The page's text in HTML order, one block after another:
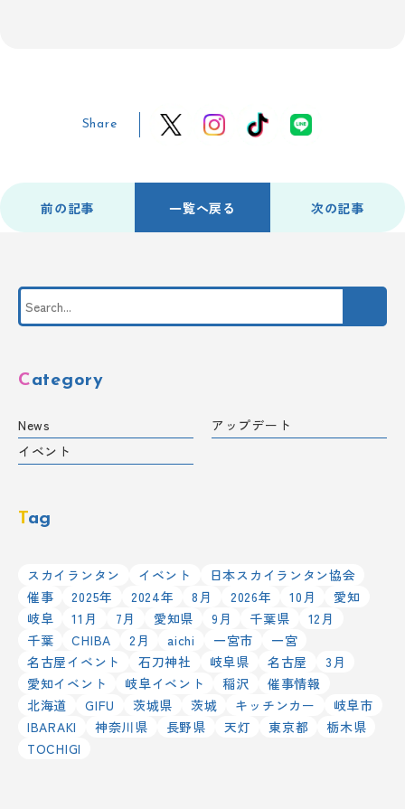
Share
前の記事 一覧へ戻る 次の記事
Category
News
アップデート
イベント
Tag
スカイランタン イベント
日本スカイランタン協会
催事
2025年 2024年 8月 2026年 10月
愛知
岐阜
11月 7月 愛知県 9月 千葉県
12月
千葉
CHIBA 2月 aichi 一宮市
一宮
名古屋イベント
石刀神社 岐阜県 名古屋
3月
愛知イベント
岐阜イベント 稲沢
催事情報
北海道
GIFU 茨城県 茨城 キッチンカー
岐阜市
IBARAKI
神奈川県 長野県 天灯 東京都
栃木県
TOCHIGI